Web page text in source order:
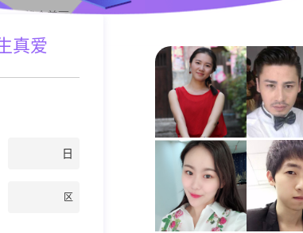
想找个美丽大方的女伴交往下。。。
私聊TA
。。。。
真爱
日
区